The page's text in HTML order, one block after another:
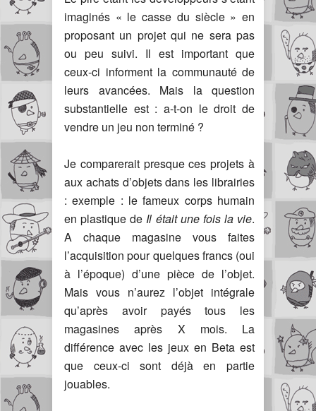
imaginés « le casse du siècle » en
proposant un projet qui ne sera pas
ou peu suivi. Il est important que
ceux-ci informent la communauté de
leurs avancées. Mais la question
substantielle est : a-t-on le droit de
vendre un jeu non terminé ?
Je comparerait presque ces projets à
aux achats d’objets dans les librairies
: exemple : le fameux corps humain
en plastique de Il était une fois la vie.
A chaque magasine vous faites
l’acquisition pour quelques francs (oui
à l’époque) d’une pièce de l’objet.
Mais vous n’aurez l’objet intégrale
qu’après avoir payés tous les
magasines après X mois. La
différence avec les jeux en Beta est
que ceux-ci sont déjà en partie
jouables.